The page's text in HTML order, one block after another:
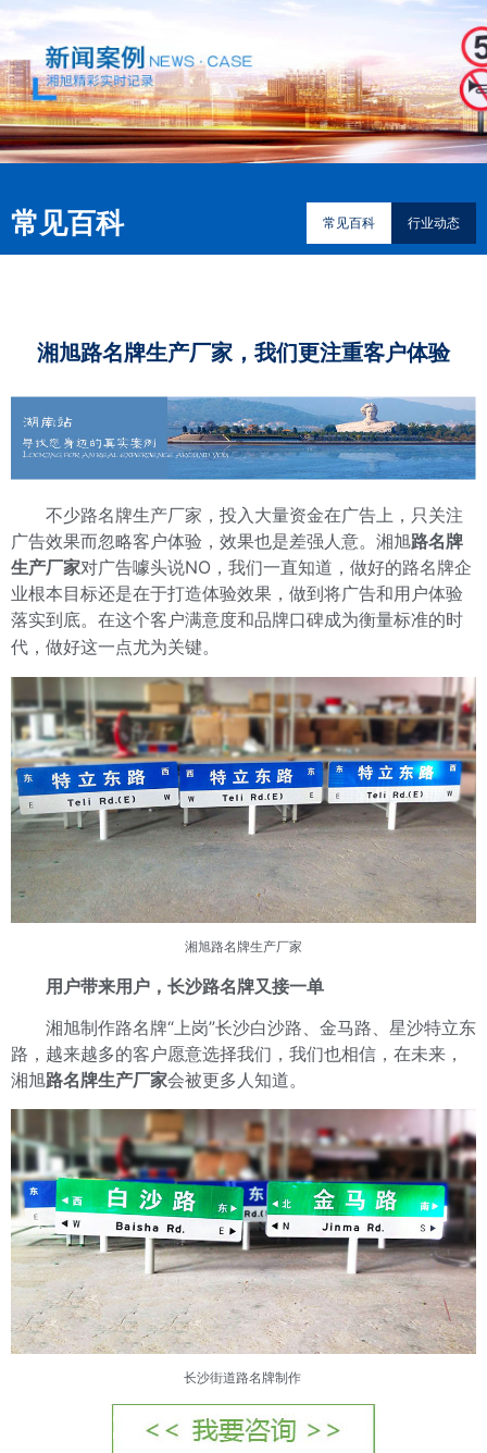
常见百科 常见百科 行业动态
湘旭路名牌生产厂家，我们更注重客户体验
不少路名牌生产厂家，投入大量资金在广告上，只关注
广告效果而忽略客户体验，效果也是差强人意。湘旭路名牌
生产厂家对广告噱头说NO，我们一直知道，做好的路名牌企
业根本目标还是在于打造体验效果，做到将广告和用户体验
落实到底。在这个客户满意度和品牌口碑成为衡量标准的时
代，做好这一点尤为关键。
湘旭路名牌生产厂家
用户带来用户，长沙路名牌又接一单
湘旭制作路名牌“上岗”长沙白沙路、金马路、星沙特立东
路，越来越多的客户愿意选择我们，我们也相信，在未来，
湘旭路名牌生产厂家会被更多人知道。
长沙街道路名牌制作